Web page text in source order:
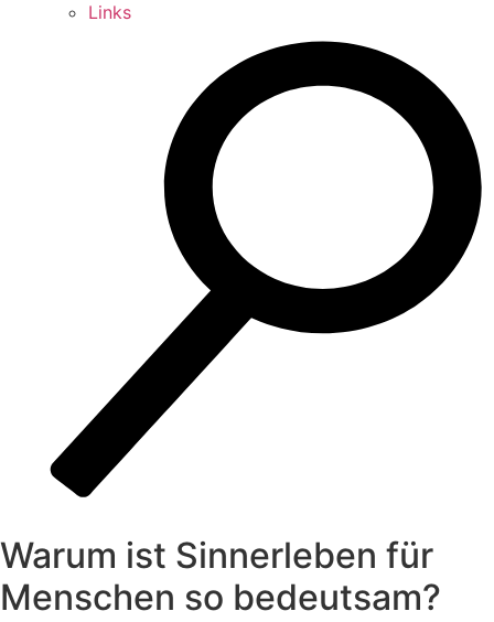
Links
Warum ist Sinnerleben für
Menschen so bedeutsam?